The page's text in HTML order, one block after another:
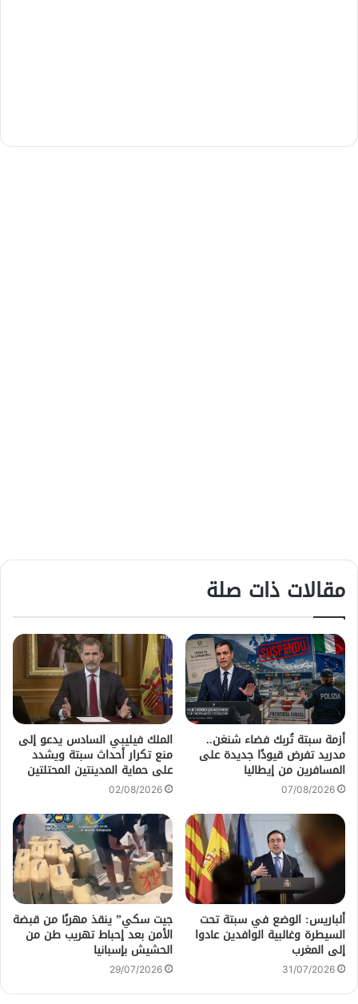
مقالات ذات صلة
أزمة سبتة تُربك فضاء شنغن..
مدريد تفرض قيودًا جديدة على
المسافرين من إيطاليا
07/08/2026
الملك فيليبي السادس يدعو إلى
منع تكرار أحداث سبتة ويشدد
على حماية المدينتين المحتلتين
02/08/2026
ألباريس: الوضع في سبتة تحت
السيطرة وغالبية الوافدين عادوا
إلى المغرب
31/07/2026
جيت سكي” ينقذ مهربًا من قبضة
الأمن بعد إحباط تهريب طن من
الحشيش بإسبانيا
29/07/2026